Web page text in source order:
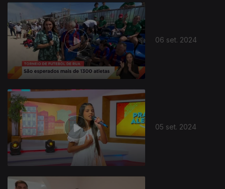
06 set. 2024
05 set. 2024